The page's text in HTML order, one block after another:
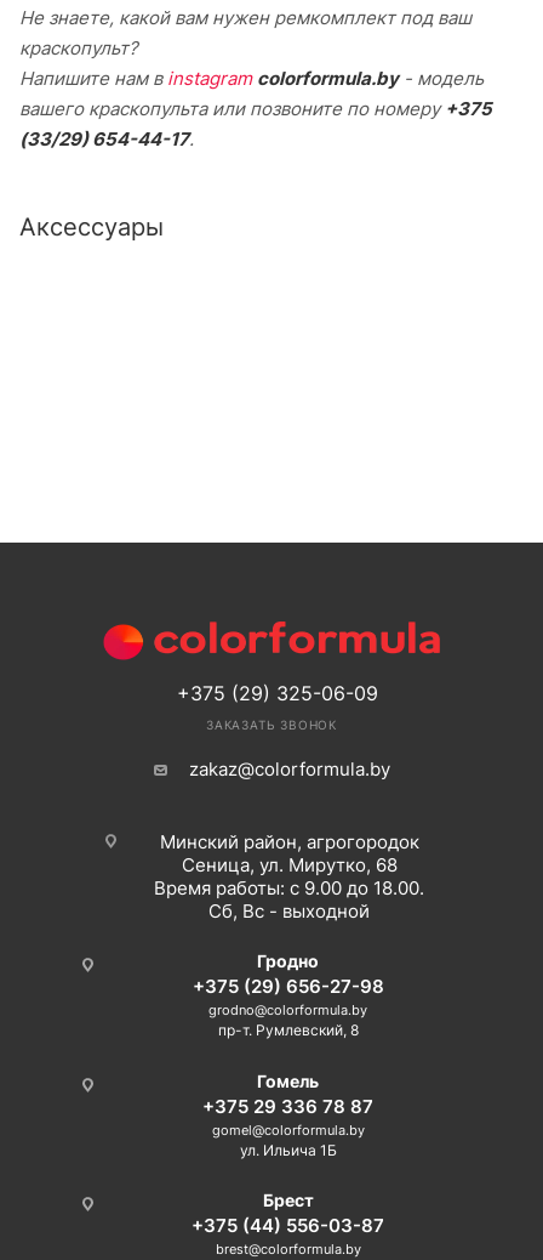
Не знаете, какой вам нужен ремкомплект под ваш
краскопульт?
Напишите нам в instagram colorformula.by- модель
вашего краскопульта или позвоните по номеру +375
(33/29) 654-44-17.
Аксессуары
+375 (29) 325-06-09
ЗАКАЗАТЬ ЗВОНОК
zakaz@colorformula.by
Минский район, агрогородок
Сеница, ул. Мирутко, 68
Время работы: с 9.00 до 18.00.
Сб, Вс - выходной
Гродно
+375 (29) 656-27-98
grodno@colorformula.by
пр-т. Румлевский, 8
Гомель
+375 29 336 78 87
gomel@colorformula.by
ул. Ильича 1Б
Брест
+375 (44) 556-03-87
brest@colorformula.by